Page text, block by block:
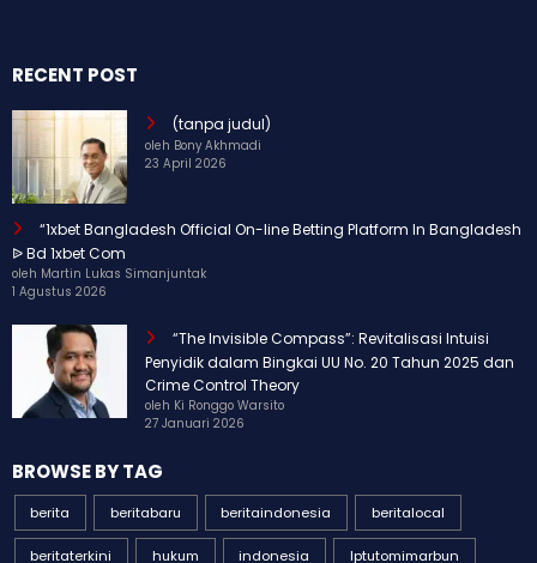
RECENT POST
(tanpa judul)
oleh Bony Akhmadi
23 April 2026
“1xbet Bangladesh Official On-line Betting Platform In Bangladesh
ᐉ Bd 1xbet Com
oleh Martin Lukas Simanjuntak
1 Agustus 2026
“The Invisible Compass”: Revitalisasi Intuisi
Penyidik dalam Bingkai UU No. 20 Tahun 2025 dan
Crime Control Theory
oleh Ki Ronggo Warsito
27 Januari 2026
BROWSE BY TAG
berita beritabaru beritaindonesia beritalocal
beritaterkini hukum indonesia Iptutomimarbun